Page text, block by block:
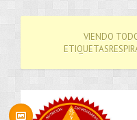
VIENDO